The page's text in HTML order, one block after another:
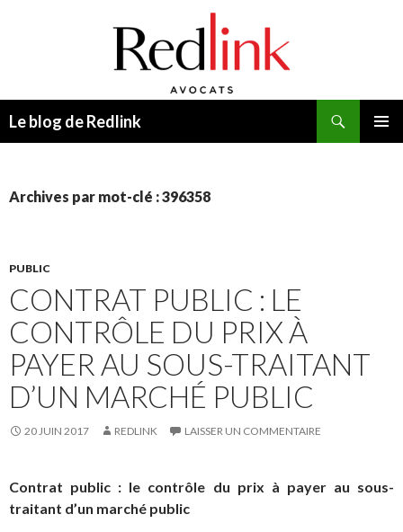
Le blog de Redlink
Archives par mot-clé : 396358
PUBLIC
CONTRAT PUBLIC : LE
CONTRÔLE DU PRIX À
PAYER AU SOUS-TRAITANT
D’UN MARCHÉ PUBLIC
20 JUIN 2017 REDLINK LAISSER UN COMMENTAIRE
Contrat public : le contrôle du prix à payer au sous-
traitant d’un marché public